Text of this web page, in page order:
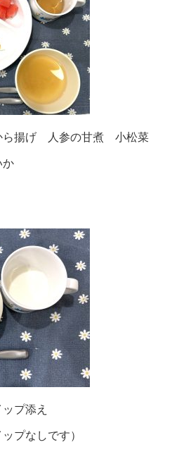
揚げ 人参の甘煮 小松菜
か
プ添え
プなしです）